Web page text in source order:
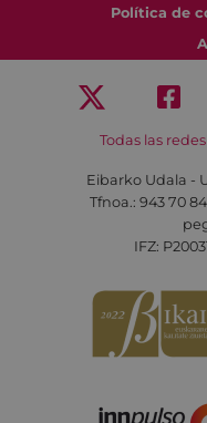
Política de
Todas las
Eibarko Udala -
Tfnoa.: 943 70
IFZ: